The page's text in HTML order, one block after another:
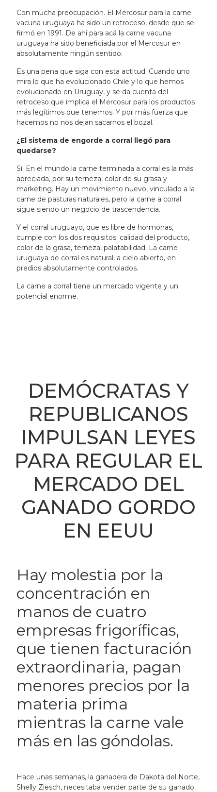
Con mucha preocupación. El Mercosur para la carne
vacuna uruguaya ha sido un retroceso, desde que se
firmó en 1991. De ahí para acá la carne vacuna
uruguaya ha sido beneficiada por el Mercosur en
absolutamente ningún sentido.
Es una pena que siga con esta actitud. Cuando uno
mira lo que ha evolucionado Chile y lo que hemos
evolucionado en Uruguay, y se da cuenta del
retroceso que implica el Mercosur para los productos
más legítimos que tenemos. Y por más fuerza que
hacemos no nos dejan sacarnos el bozal.
¿El sistema de engorde a corral llegó para
quedarse?
Sí. En el mundo la carne terminada a corral es la más
apreciada, por su terneza, color de su grasa y
marketing. Hay un movimiento nuevo, vinculado a la
carne de pasturas naturales, pero la carne a corral
sigue siendo un negocio de trascendencia.
Y el corral uruguayo, que es libre de hormonas,
cumple con los dos requisitos: calidad del producto,
color de la grasa, terneza, palatabilidad. La carne
uruguaya de corral es natural, a cielo abierto, en
predios absolutamente controlados.
La carne a corral tiene un mercado vigente y un
potencial enorme.
DEMÓCRATAS Y
REPUBLICANOS
IMPULSAN LEYES
PARA REGULAR EL
MERCADO DEL
GANADO GORDO
EN EEUU
Hay molestia por la
concentración en
manos de cuatro
empresas frigoríficas,
que tienen facturación
extraordinaria, pagan
menores precios por la
materia prima
mientras la carne vale
más en las góndolas.
Hace unas semanas, la ganadera de Dakota del Norte,
Shelly Ziesch, necesitaba vender parte de su ganado.